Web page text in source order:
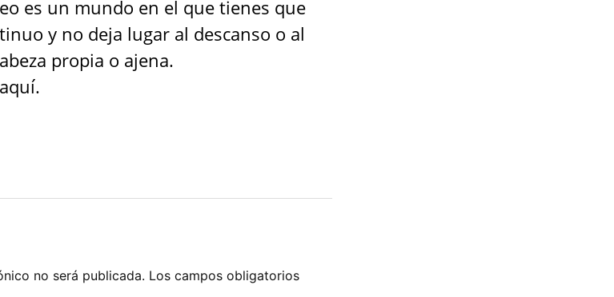
es un mundo en el que tienes que
y no deja lugar al descanso o al
propia o ajena.
no será publicada. Los campos obligatorios